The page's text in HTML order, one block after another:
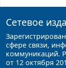
Сетевое
сфере связи,
коммуникаций.
от 12 октября